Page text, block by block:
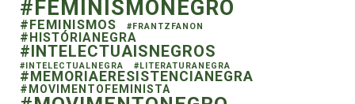
#FEMINISMONEGRO
#FEMINISMOS #FRANTZFANON
#HISTÓRIANEGRA
#INTELECTUAISNEGROS
#INTELECTUALNEGRA #LITERATURANEGRA
#MEMORIAERESISTENCIANEGRA
#MOVIMENTOFEMINISTA